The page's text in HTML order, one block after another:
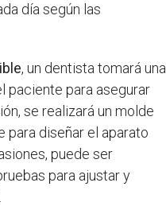
día según las
, un dentista tomará una
paciente para asegurar
se realizará un molde
para diseñar el aparato
puede ser
para ajustar y